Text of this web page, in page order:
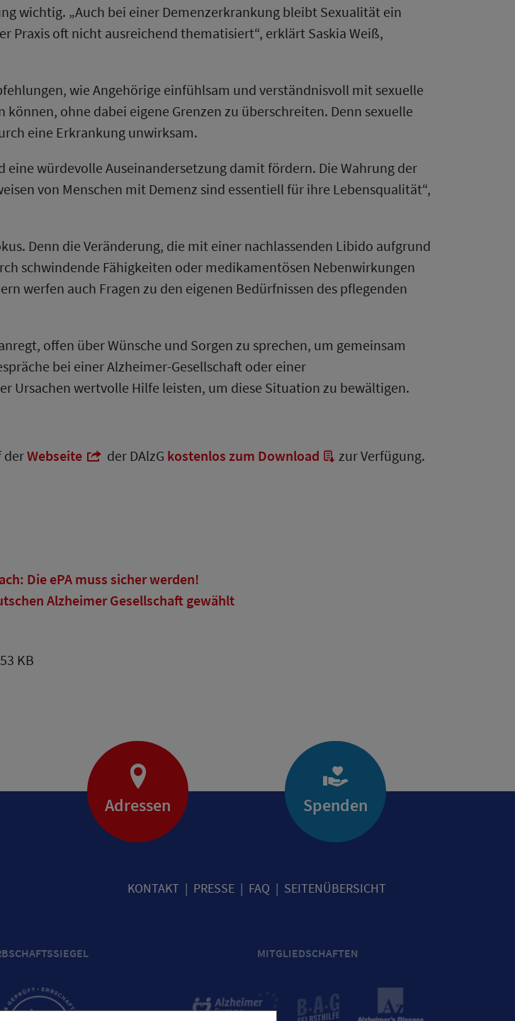
wichtig. „Auch bei einer Demenzerkrankung bleibt Sexualität ein
Praxis oft nicht ausreichend thematisiert“, erklärt Saskia Weiß,
wie Angehörige einfühlsam und verständnisvoll mit sexuelle
ohne dabei eigene Grenzen zu überschreiten. Denn sexuelle
eine Erkrankung unwirksam.
eine würdevolle Auseinandersetzung damit fördern. Die Wahrung der
von Menschen mit Demenz sind essentiell für ihre Lebensqualität“,
Denn die Veränderung, die mit einer nachlassenden Libido aufgrund
schwindende Fähigkeiten oder medikamentösen Nebenwirkungen
werfen auch Fragen zu den eigenen Bedürfnissen des pflegenden
offen über Wünsche und Sorgen zu sprechen, um gemeinsam
bei einer Alzheimer-Gesellschaft oder einer
Ursachen wertvolle Hilfe leisten, um diese Situation zu bewältigen.
derWebseite der DAlzG kostenlos zum Download zur Verfügung.
Die ePA muss sicher werden!
Alzheimer Gesellschaft gewählt
KB
Adressen Spenden
KONTAKT PRESSE FAQ SEITENÜBERSICHT
MITGLIEDSCHAFTEN